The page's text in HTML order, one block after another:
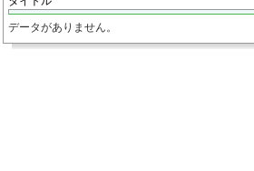
データがありません。